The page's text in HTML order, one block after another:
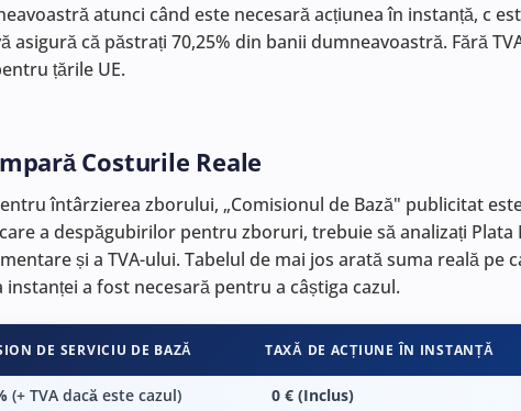
atunci când este necesară acțiunea în instanță, c
asigură că păstrați 70,25% din banii dumneavoastră. Fără
țările UE.
Costurile Reale
întârzierea zborului, „Comisionul de Bază" publicitat
a despăgubirilor pentru zboruri, trebuie să analizați
și a TVA-ului. Tabelul de mai jos arată suma reală
a fost necesară pentru a câștiga cazul.
DE SERVICIU DE BAZĂ TAXĂ DE ACȚIUNE ÎN INSTANȚĂ
(+ TVA dacă este cazul) 0 € (Inclus)